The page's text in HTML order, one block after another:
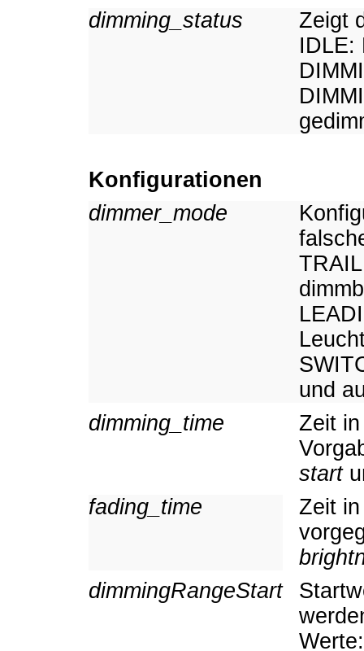
dimming_status
Zeigt
IDLE:
Konfigurationen
dimmer_mode
und
dimming_time
Zeit
start
fading_time
Zeit
dimmingRangeStart